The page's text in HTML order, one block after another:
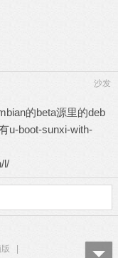
沙发
的beta源里的deb
u-boot-sunxi-with-
l/